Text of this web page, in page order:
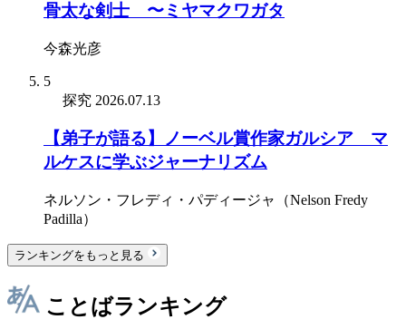
骨太な剣士 〜ミヤマクワガタ
今森光彦
5
探究 2026.07.13
【弟子が語る】ノーベル賞作家ガルシア゠マ
ルケスに学ぶジャーナリズム
ネルソン・フレディ・パディージャ（Nelson Fredy
Padilla）
ランキングをもっと見る
ことばランキング